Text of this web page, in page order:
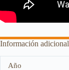
Información adicional
Año